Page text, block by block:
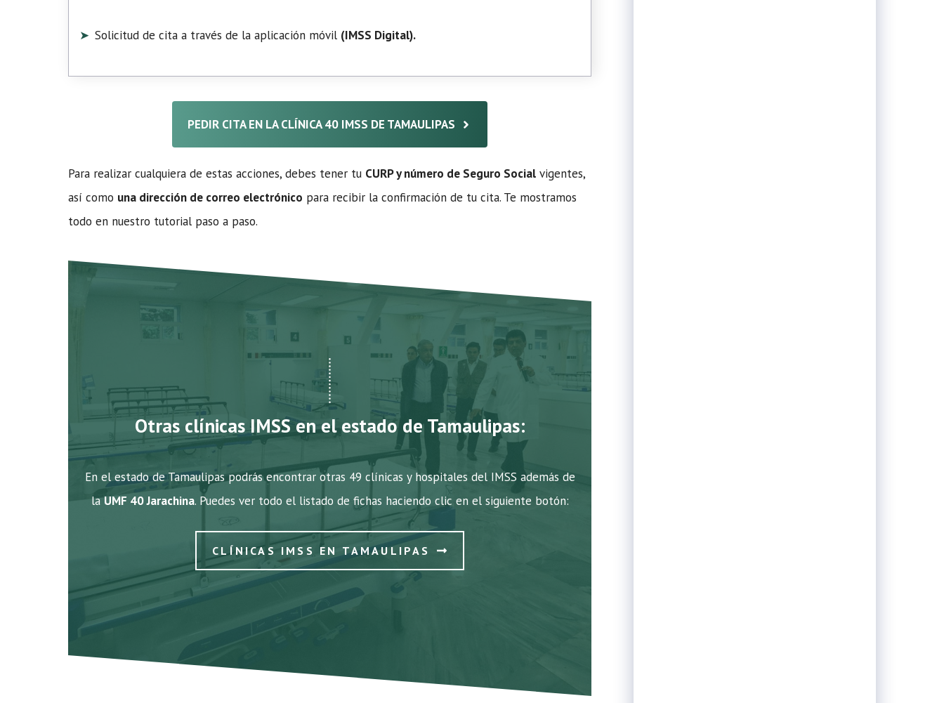
Solicitud de cita a través de la aplicación móvil (IMSS Digital).
PEDIR CITA EN LA CLÍNICA 40 IMSS DE TAMAULIPAS
Para realizar cualquiera de estas acciones, debes tener tu CURP y número de Seguro Social vigentes,
así como una dirección de correo electrónico para recibir la confirmación de tu cita. Te mostramos
todo en nuestro tutorial paso a paso.
Otras clínicas IMSS en el estado de Tamaulipas:
En el estado de Tamaulipas podrás encontrar otras 49 clínicas y hospitales del IMSS además de
laUMF 40 Jarachina. Puedes ver todo el listado de fichas haciendo clic en el siguiente botón:
CLÍNICAS IMSS EN TAMAULIPAS